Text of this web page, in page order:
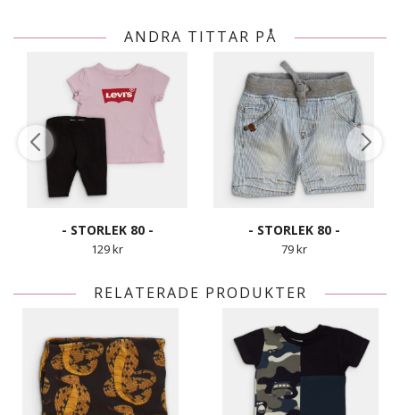
ANDRA TITTAR PÅ
- STORLEK 80 -
129 kr
- STORLEK 80 -
79 kr
RELATERADE PRODUKTER